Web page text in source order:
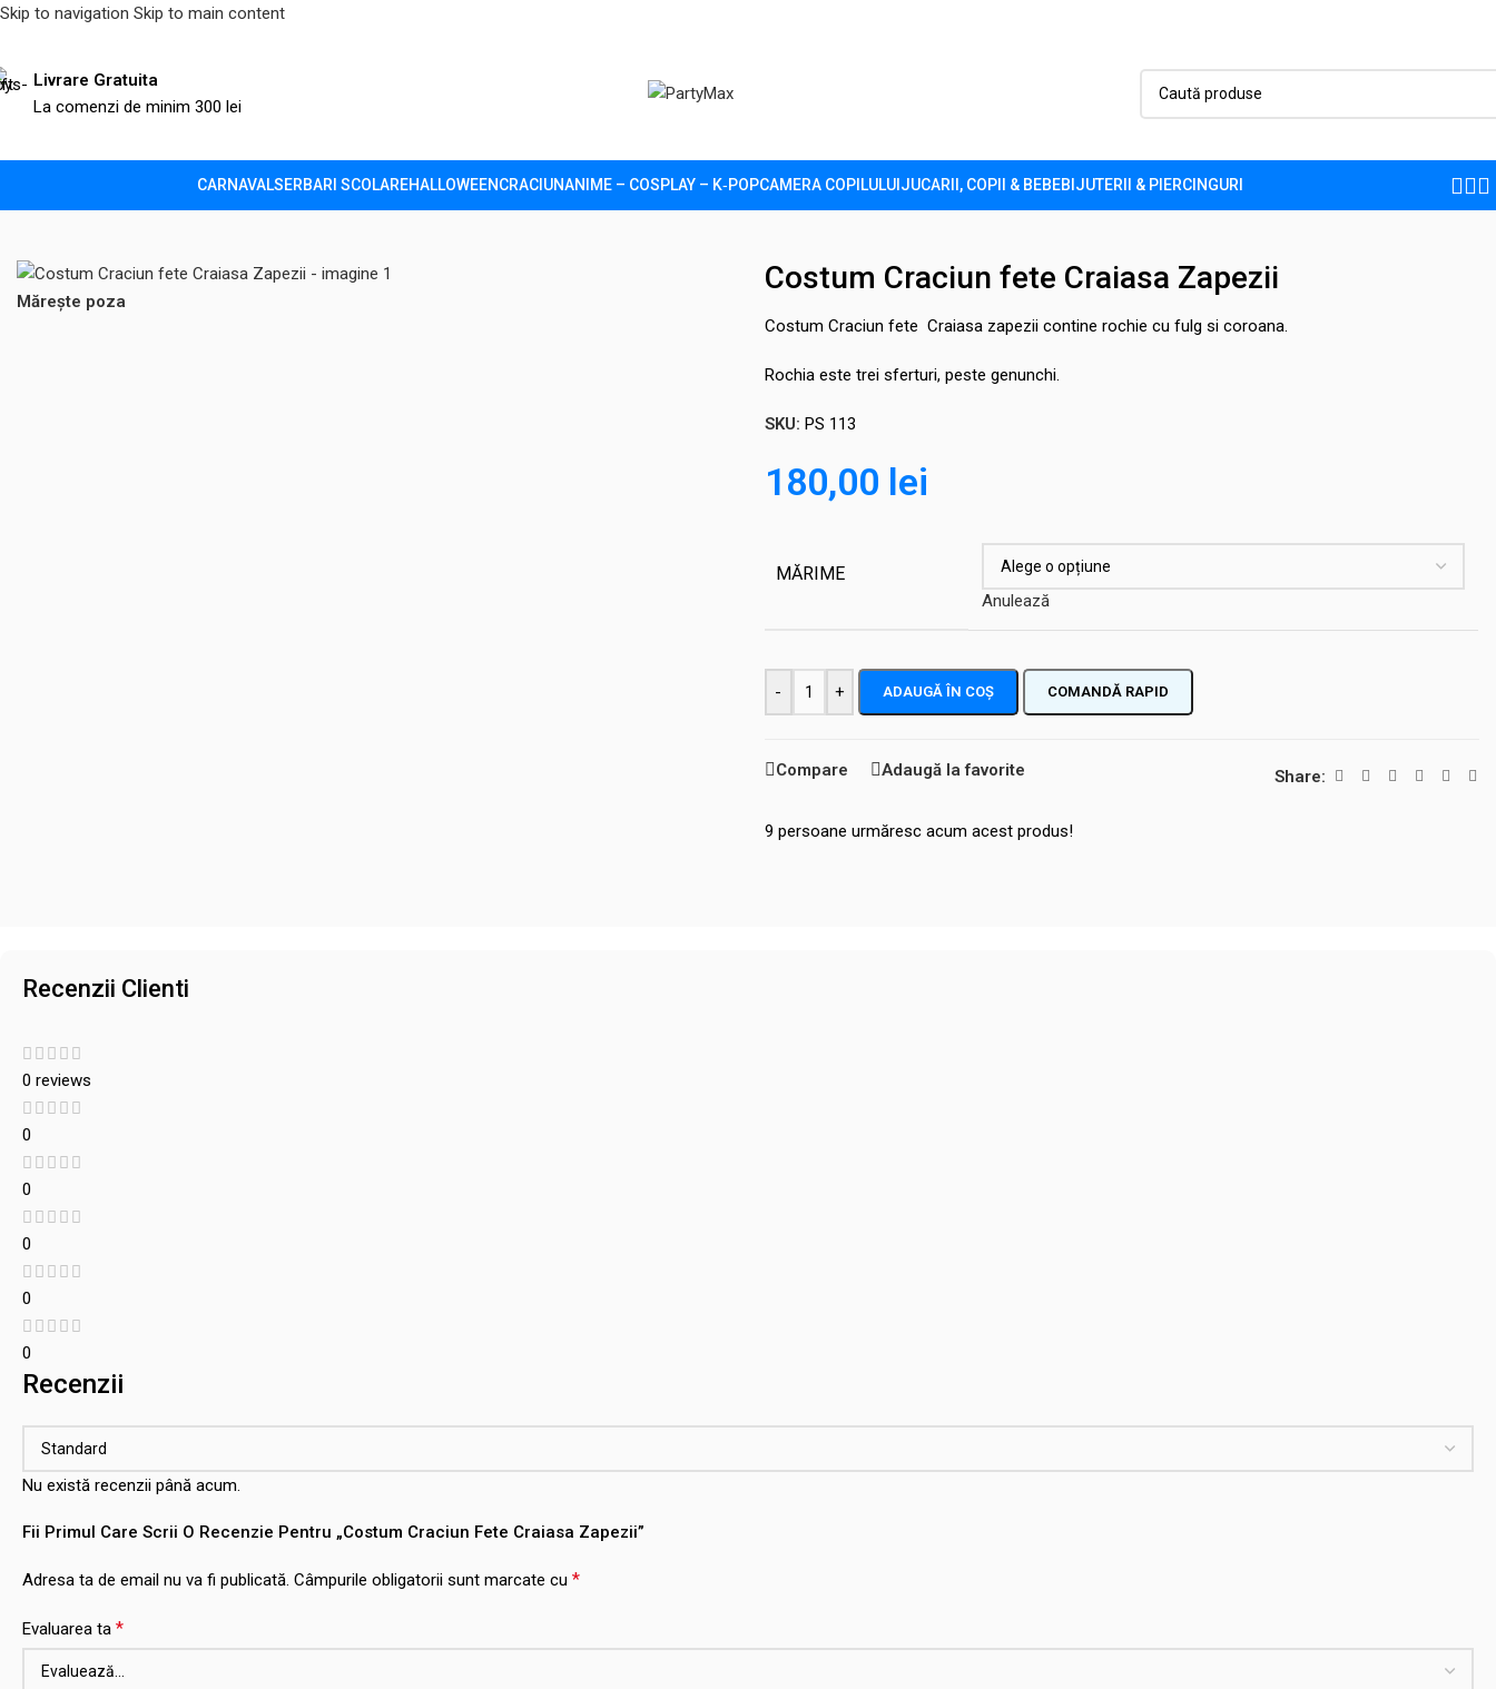
Skip to navigation Skip to main content
Livrare Gratuita
La comenzi de minim 300 lei
CARNAVALSERBARI SCOLAREHALLOWEENCRACIUNANIME – COSPLAY – K‑POPCAMERA COPILULUI JUCARII, COPII & BEBEBIJUTERII & PIERCINGURI
Înapoi la produse
Mărește poza
Costum Craciun fete Craiasa Zapezii
Costum Craciun fete Craiasa zapezii contine rochie cu fulg si coroana.
Rochia este trei sferturi, peste genunchi.
SKU: PS 113
180,00 lei
MĂRIME
Anulează
- + ADAUGĂ ÎN COȘ COMANDĂ RAPID
Compare Adaugă la favorite Share:
9 persoane urmăresc acum acest produs!
Recenzii Clienti
0 reviews
0
0
0
0
0
Recenzii
Nu există recenzii până acum.
Fii Primul Care Scrii O Recenzie Pentru „Costum Craciun Fete Craiasa Zapezii”
Adresa ta de email nu va fi publicată. Câmpurile obligatorii sunt marcate cu *
Evaluarea ta *